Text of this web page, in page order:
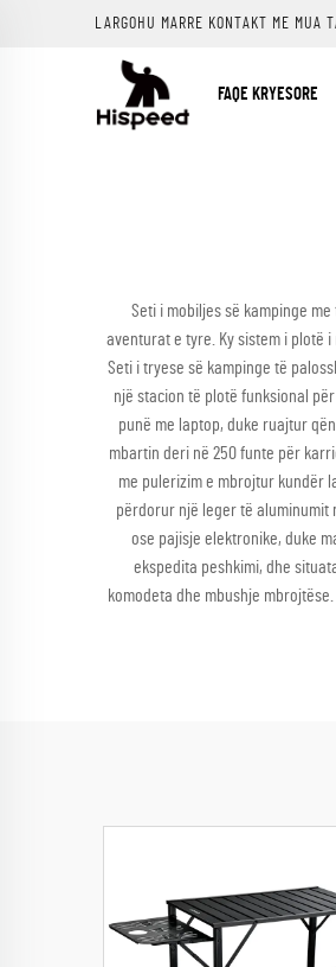
LARGOHU MARRE KONTAKT ME
FAQE KRYESORE
Seti i mobiljes së kampinge
aventurat e tyre. Ky sistem i plotë
Seti i tryese së kampinge të
një stacion të plotë funksional
punë me laptop, duke ruajtur
mbartin deri në 250 funte për
me pulerizim e mbrojtur kundër
përdorur një leger të aluminumit
ose pajisje elektronike, duke
ekspedita peshkimi, dhe
komodeta dhe mbushje